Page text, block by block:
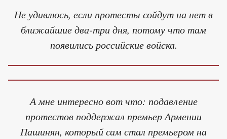
Не удивлюсь, если протесты сойдут на нет в
ближайшие два-три дня, потому что там
появились российские войска.
А мне интересно вот что: подавление
протестов поддержал премьер Армении
Пашинян, который сам стал премьером на